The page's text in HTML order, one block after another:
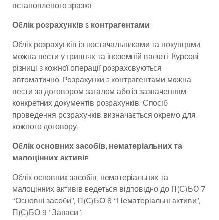
встановленого зразка.
Облік розрахунків з контрагентами
Облік розрахунків із постачальниками та покупцями
можна вести у гривнях та іноземній валюті. Курсові
різниці з кожної операції розраховуються
автоматично. Розрахунки з контрагентами можна
вести за договором загалом або із зазначенням
конкретних документів розрахунків. Спосіб
проведення розрахунків визначається окремо для
кожного договору.
Облік основних засобів, нематеріальних та
малоцінних активів
Облік основних засобів, нематеріальних та
малоцінних активів ведеться відповідно до П(С)БО 7
“Основні засоби”, П(С)БО 8 “Нематеріальні активи”,
П(С)БО 9 “Запаси”.